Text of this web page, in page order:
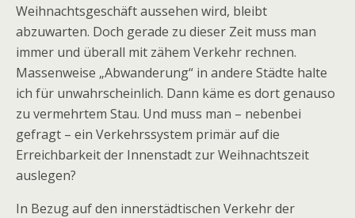
Weihnachtsgeschäft aussehen wird, bleibt
abzuwarten. Doch gerade zu dieser Zeit muss man
immer und überall mit zähem Verkehr rechnen.
Massenweise „Abwanderung“ in andere Städte halte
ich für unwahrscheinlich. Dann käme es dort genauso
zu vermehrtem Stau. Und muss man – nebenbei
gefragt – ein Verkehrssystem primär auf die
Erreichbarkeit der Innenstadt zur Weihnachtszeit
auslegen?
In Bezug auf den innerstädtischen Verkehr der